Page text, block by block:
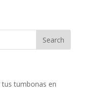
tumbonas en